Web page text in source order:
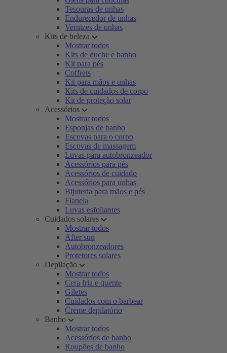
Tesouras de unhas
Endurecedor de unhas
Vernizes de unhas
Kits de beleza
Mostrar todos
Kits de duche e banho
Kit para pés
Coffrets
Kit para mãos e unhas
Kits de cuidados de corpo
Kit de proteção solar
Acessórios
Mostrar todos
Esponjas de banho
Escovas para o corpo
Escovas de massagem
Luvas para autobronzeador
Acessórios para pés
Acessórios de cuidado
Acessórios para unhas
Bijuteria para mãos e pés
Flanela
Luvas esfoliantes
Cuidados solares
Mostrar todos
After sun
Autobronzeadores
Protetores solares
Depilação
Mostrar todos
Cera fria e quente
Giletes
Cuidados com o barbear
Creme depilatório
Banho
Mostrar todos
Acessórios de banho
Roupões de banho